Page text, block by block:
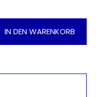
den
IN DEN WARENKORB